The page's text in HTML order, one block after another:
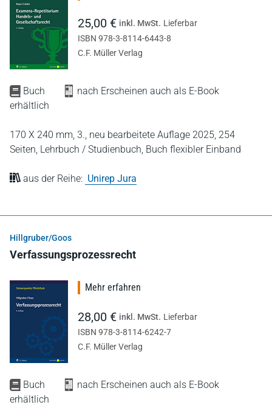
Buch
nach Erscheinen auch als E-Book
erhältlich
170 X 240 mm, 3., neu bearbeitete Auflage 2025, 254
Seiten, Lehrbuch / Studienbuch, Buch flexibler Einband
aus der Reihe: Unirep Jura
25,00 € inkl. MwSt. Lieferbar
ISBN 978-3-8114-6443-8
C.F. Müller Verlag
Hillgruber/Goos
Verfassungsprozessrecht
Buch
nach Erscheinen auch als E-Book
erhältlich
Mehr erfahren
28,00 € inkl. MwSt. Lieferbar
ISBN 978-3-8114-6242-7
C.F. Müller Verlag